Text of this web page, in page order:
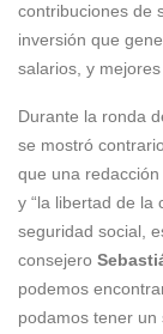
contribuciones de
inversión que
salarios, y
Durante la ronda
se mostró
que una
y “la libertad de la
seguridad social,
consejero
podemos
podamos tener un